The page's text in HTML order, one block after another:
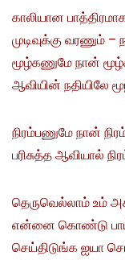
காலியான
முடிவுக்கு வரணும் –
மூழ்கணுமே நான்
ஆவியின் நதியிலே
நிரம்பணுமே நான்
பரிசுத்த ஆவியால்
தெருவெல்லாம் உம்
என்னை கொண்டு
செய்திடுங்க ஐயா